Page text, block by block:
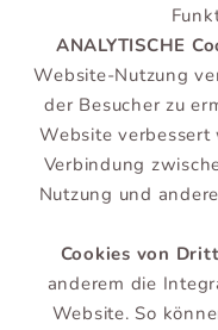
ANALYTISCHE
Website-Nutzung
der Besucher zu
Website
Verbindung
Nutzung und
Cookies von
anderem die
Website. So